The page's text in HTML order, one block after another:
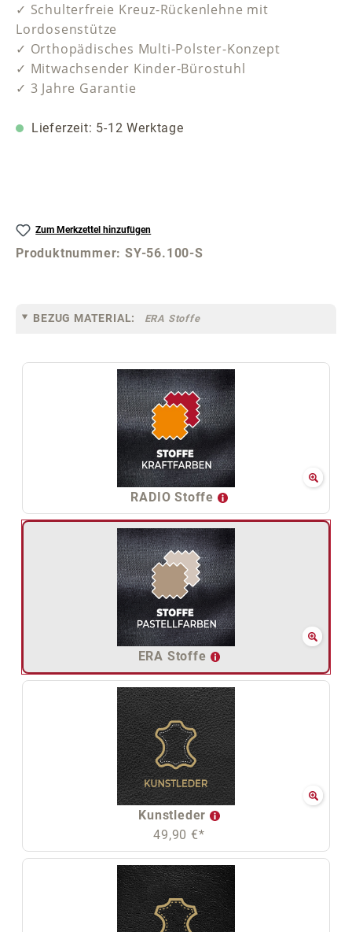
✓ Schulterfreie Kreuz-Rückenlehne mit
Lordosenstütze
✓ Orthopädisches Multi-Polster-Konzept
✓ Mitwachsender Kinder-Bürostuhl
✓ 3 Jahre Garantie
Lieferzeit: 5-12 Werktage
Zum Merkzettel hinzufügen
Produktnummer:SY-56.100-S
BEZUG MATERIAL: ERA Stoffe
RADIO Stoffe
ERA Stoffe
Kunstleder
49,90 €*